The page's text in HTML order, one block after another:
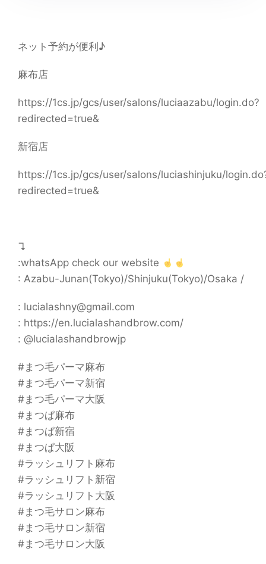
ネット予約が便利♪
麻布店
https://1cs.jp/gcs/user/salons/luciaazabu/login.do?
redirected=true&
新宿店
https://1cs.jp/gcs/user/salons/luciashinjuku/
redirected=true&
↴
:whatsApp check our website
: Azabu-Junan(Tokyo)/Shinjuku(Tokyo)/Osaka /
: lucialashny@gmail.com
: https://en.lucialashandbrow.com/
: @lucialashandbrowjp
#まつ毛パーマ麻布
#まつ毛パーマ新宿
#まつ毛パーマ大阪
#まつぱ麻布
#まつぱ新宿
#まつぱ大阪
#ラッシュリフト麻布
#ラッシュリフト新宿
#ラッシュリフト大阪
#まつ毛サロン麻布
#まつ毛サロン新宿
#まつ毛サロン大阪